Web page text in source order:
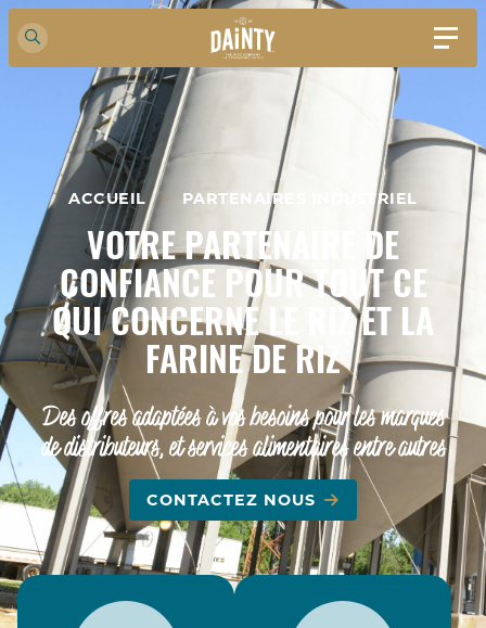
ACCUEIL PARTENAIRES INDUSTRIEL
VOTRE PARTENAIRE DE
CONFIANCE POUR TOUT CE
QUI CONCERNE LE RIZ ET LA
FARINE DE RIZ
Des offres adaptées à vos besoins pour les marques
de distributeurs, et services alimentaires entre autres
CONTACTEZ NOUS